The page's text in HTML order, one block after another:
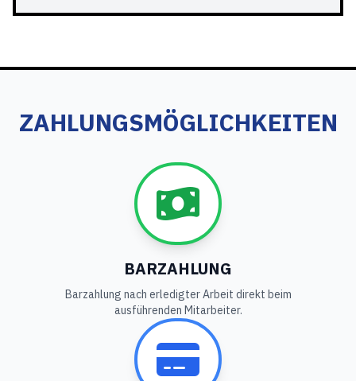
ZAHLUNGSMÖGLICHKEITEN
BARZAHLUNG
Barzahlung nach erledigter Arbeit direkt beim
ausführenden Mitarbeiter.